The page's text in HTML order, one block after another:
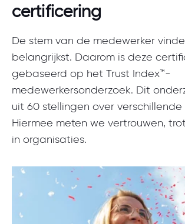
certificering
De stem van de medewerker
belangrijkst. Daarom is deze
gebaseerd op het Trust Index™-
medewerkersonderzoek. Dit
uit 60 stellingen over verschillende
Hiermee meten we vertrouwen,
in organisaties.